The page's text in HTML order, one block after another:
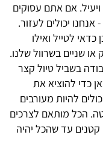
אם אתם עסוקים
יכולים לעזור.
לטייל ואילו
שניים בשרוול שלנו.
בשביל טיול קצר
כדי להוציא את
להיות מעורבים
הכל מותאם לצרכים
קטנים עד שהכל יהיה